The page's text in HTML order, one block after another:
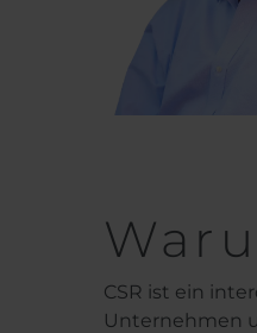
CSR ist ein
Unternehmen